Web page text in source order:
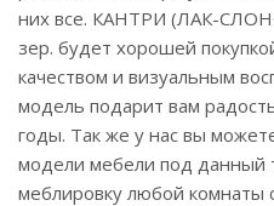
них все. КАНТРИ (ЛАК-
зер. будет хорошей
качеством и визуальным
модель подарит вам
годы. Так же у нас вы
модели мебели под данный
меблировку любой комнаты